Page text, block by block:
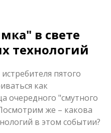
в свете
технологий
пятого
как
очередного "смутного
же – какова
в этом событии?